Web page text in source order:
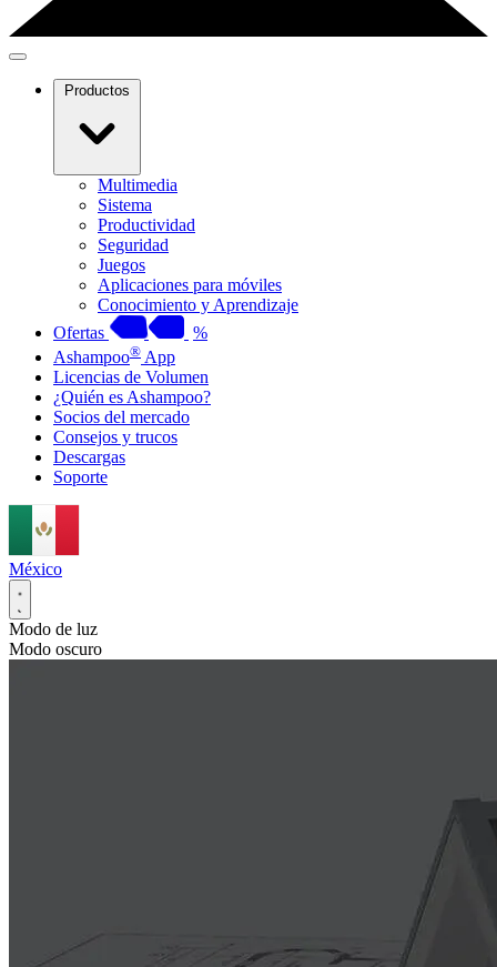
Productos
Multimedia
Sistema
Productividad
Seguridad
Juegos
Aplicaciones para móviles
Conocimiento y Aprendizaje
Ofertas
%
Ashampoo® App
Licencias de Volumen
¿Quién es Ashampoo?
Socios del mercado
Consejos y trucos
Descargas
Soporte
México
Modo de luz
Modo oscuro